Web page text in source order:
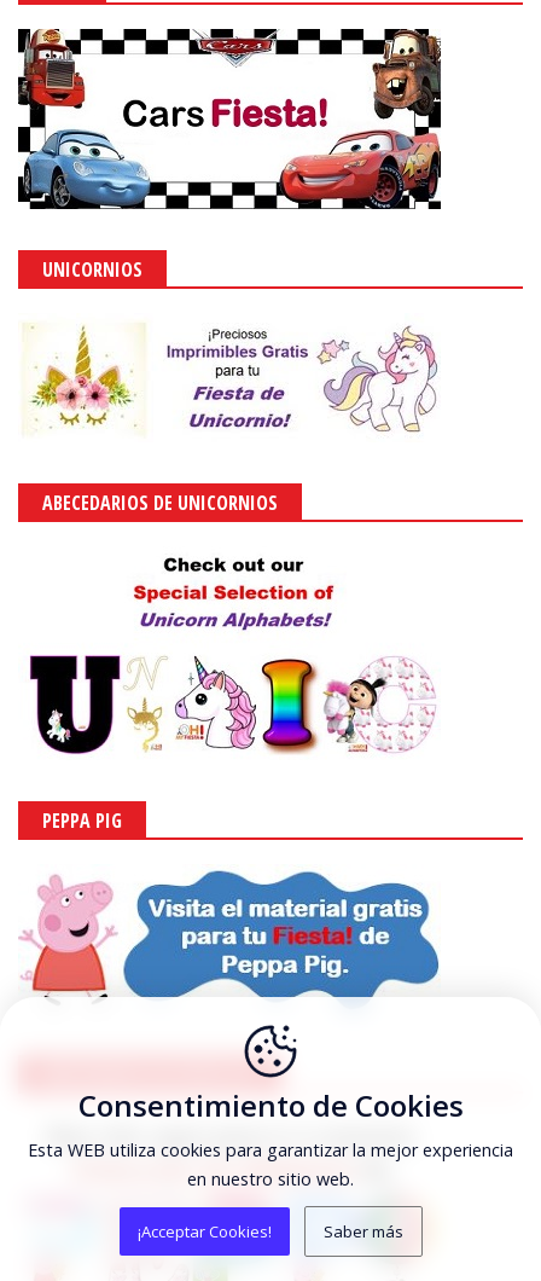
UNICORNIOS
ABECEDARIOS DE UNICORNIOS
PEPPA PIG
ABECEDARIOS DE PEPPA PIG
Consentimiento de Cookies
Esta WEB utiliza cookies para garantizar la mejor experiencia
en nuestro sitio web.
¡Acceptar Cookies! Saber más